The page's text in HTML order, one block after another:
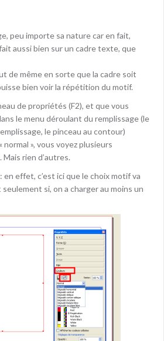
peu importe sa nature car en fait,
aussi bien sur un cadre texte, que
de même en sorte que la cadre soit
bien voir la répétition du motif.
de propriétés (F2), et que vous
le menu déroulant du remplissage (le
le pinceau au contour)
», vous voyez plusieurs
rien d’autres.
effet, c’est ici que le choix motif va
si, on a charger au moins un